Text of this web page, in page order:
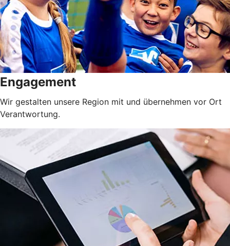
Engagement
Wir gestalten unsere Region mit und übernehmen vor Ort
Verantwortung.